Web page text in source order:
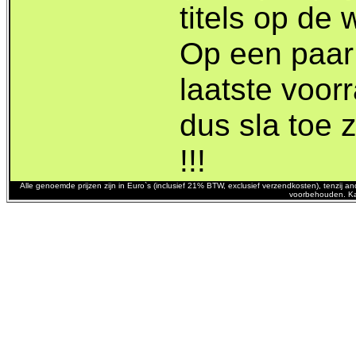
titels op de
Op een
laatste
dus sla toe
!!!
Alle genoemde prijzen zijn in Euro`s (inclusief 21% BTW, exclusief verzendkosten), tenzij
voorbehouden.